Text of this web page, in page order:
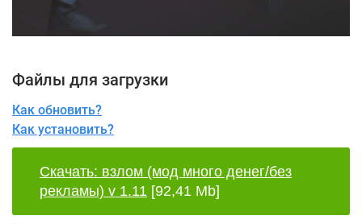
Файлы для загрузки
Как обновить?
Как установить?
Скачать: взлом (мод много денег/без
рекламы) v 1.11 [92,41 Mb]